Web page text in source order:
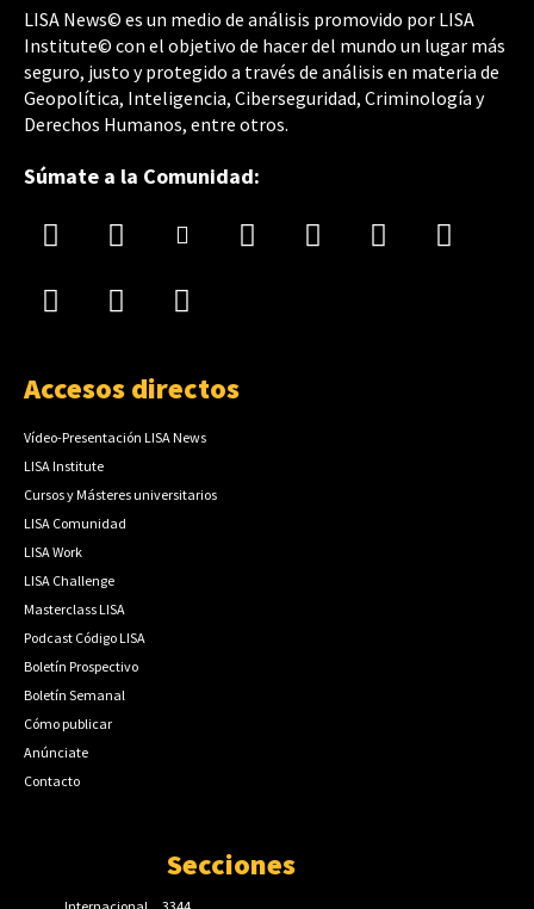
LISA News© es un medio de análisis promovido por LISA
Institute© con el objetivo de hacer del mundo un lugar más
seguro, justo y protegido a través de análisis en materia de
Geopolítica, Inteligencia, Ciberseguridad, Criminología y
Derechos Humanos, entre otros.
Súmate a la Comunidad:
Accesos directos
Vídeo-Presentación LISA News
LISA Institute
Cursos y Másteres universitarios
LISA Comunidad
LISA Work
LISA Challenge
Masterclass LISA
Podcast Código LISA
Boletín Prospectivo
Boletín Semanal
Cómo publicar
Anúnciate
Contacto
Secciones